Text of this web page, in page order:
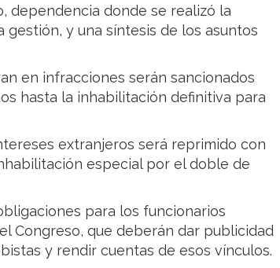
dependencia donde se realizó la
y una síntesis de los asuntos
en infracciones serán sancionados
hasta la inhabilitación definitiva para
extranjeros será reprimido con
especial por el doble de
para los funcionarios
Congreso, que deberán dar publicidad
y rendir cuentas de esos vínculos.